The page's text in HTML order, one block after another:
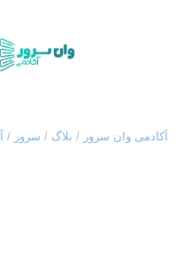
آکادمی وان سرور / بلاگ / سرور /